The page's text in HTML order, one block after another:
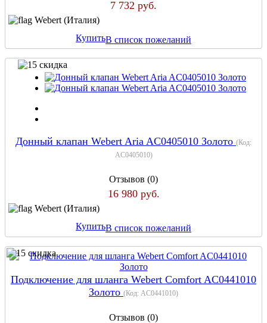
7 732 руб.
Webert (Италия)
КупитьВ список пожеланий
Донный клапан Webert Aria AC0405010 Золото (Код:
AC0405010)
Отзывов (0)
16 980 руб.
Webert (Италия)
КупитьВ список пожеланий
Подключение для шланга Webert Comfort AC0441010
Золото (Код: AC0441010)
Отзывов (0)